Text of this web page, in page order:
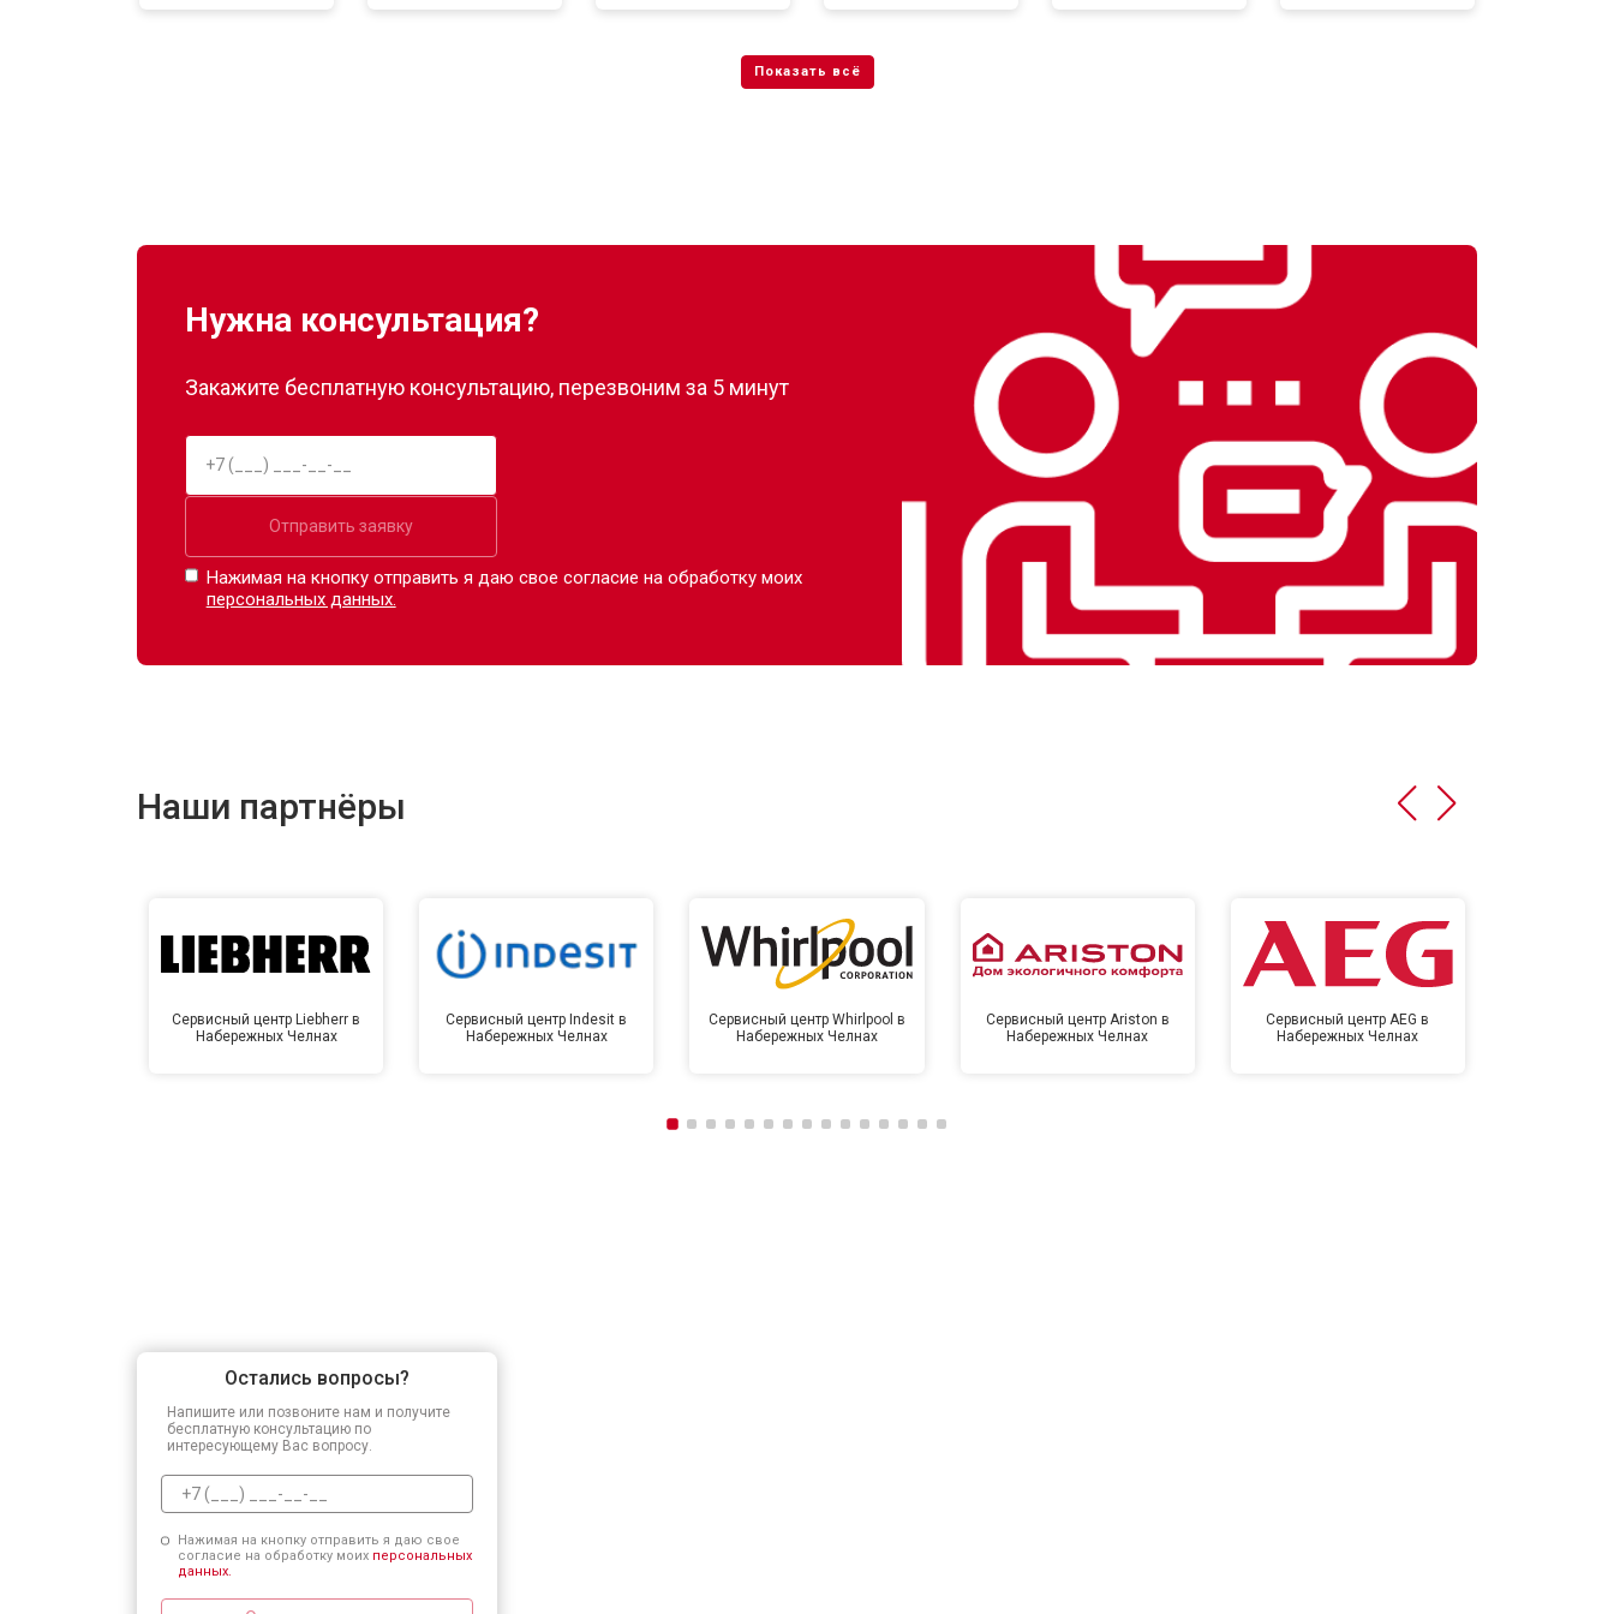
от 50 мин
Нужна консультация?
Закажите бесплатную консультацию, перезвоним за 5 минут
Отправить заявку
Нажимая на кнопку отправить я даю свое согласие на обработку моих
персональных данных.
Наши партнёры
Сервисный центр Liebherr в
Набережных Челнах
Сервисный центр Indesit в
Набережных Челнах
Сервисный центр Whirlpool в
Набережных Челнах
Сервисный центр Ariston в
Набережных Челнах
Сервисный центр AEG в
Набережных Челнах
Остались вопросы?
Напишите или позвоните нам и получите
бесплатную консультацию по
интересующему Вас вопросу.
Нажимая на кнопку отправить я даю свое
согласие на обработку моих персональных
данных.